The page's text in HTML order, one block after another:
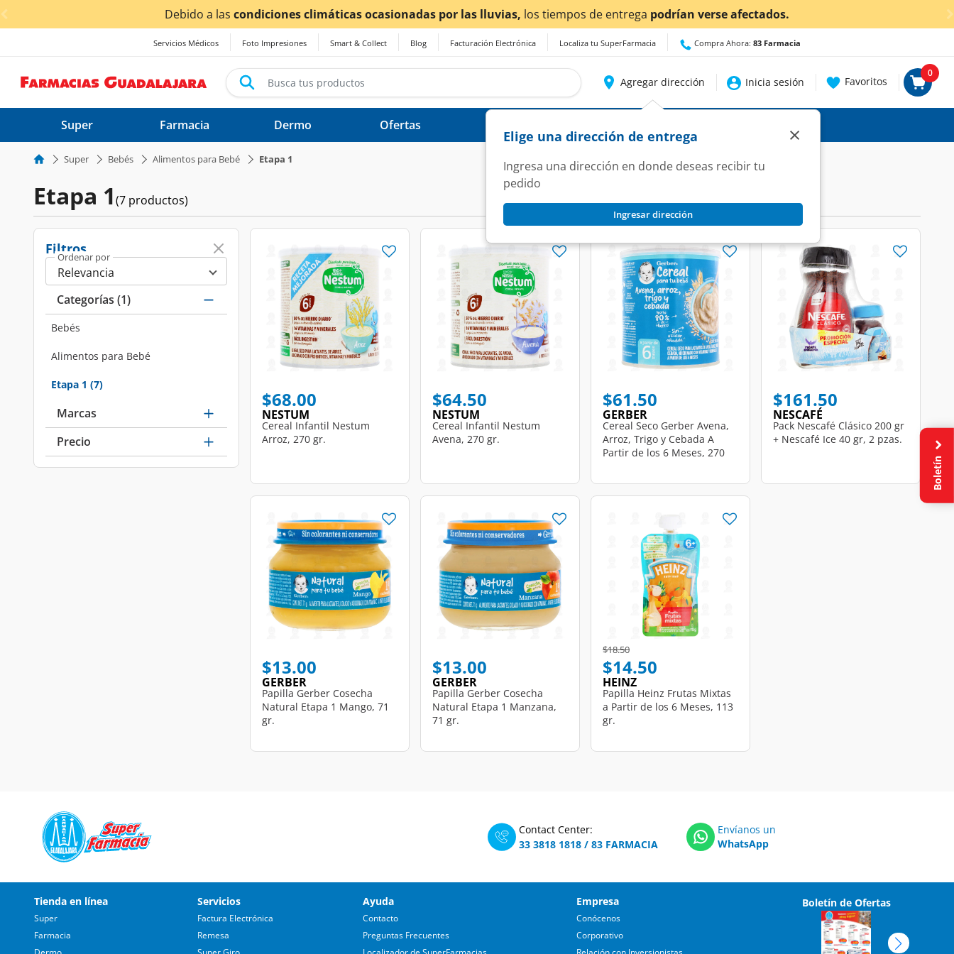
< div class="carousel-inner">Debido a lascondiciones climáticas ocasionadas por las lluvias,los tiempos de entregapodrían verse afectados.
Servicios Médicos Foto Impresiones Smart & Collect Blog Facturación Electrónica Localiza tu SuperFarmacia Compra Ahora: 83 Farmacia
Agregar dirección
Elige una dirección de entrega
Ingresa una dirección en donde deseas recibir tu
pedido
Ingresar dirección
×
Inicia sesión Favoritos
0
Super Farmacia Dermo Ofertas
Super Bebés Alimentos para Bebé Etapa 1
Etapa 1(7 productos)
Filtros
Ordenar por
Categorías (1)
Bebés
Refine by Categorías: Bebés
Alimentos para Bebé
Refine by Categorías: Alimentos para Bebé
Etapa 1 (7)
selected Currently Refined by Categorías: Etapa 1
Marcas
Precio
$68.00
NESTUM
Cereal Infantil Nestum
Arroz, 270 gr.
$64.50
NESTUM
Cereal Infantil Nestum
Avena, 270 gr.
$61.50
GERBER
Cereal Seco Gerber Avena,
Arroz, Trigo y Cebada A
Partir de los 6 Meses, 270
$161.50
NESCAFÉ
Pack Nescafé Clásico 200 gr
+ Nescafé Ice 40 gr, 2 pzas.
$13.00
GERBER
Papilla Gerber Cosecha
Natural Etapa 1 Mango, 71
gr.
$13.00
GERBER
Papilla Gerber Cosecha
Natural Etapa 1 Manzana,
71 gr.
Price reduced from
$18.50to
$14.50
HEINZ
Papilla Heinz Frutas Mixtas
a Partir de los 6 Meses, 113
gr.
Contact Center:
33 3818 1818 / 83 FARMACIA
Envíanos un
WhatsApp
Tienda en línea
Super
Farmacia
Servicios
Factura Electrónica
Remesa
Ayuda
Contacto
Preguntas Frecuentes
Empresa
Conócenos
Corporativo
Boletín de Ofertas
Boletín